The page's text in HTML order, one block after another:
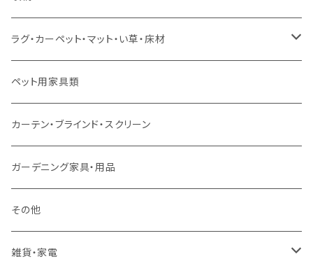
スツール・オットマン
ソファ付属品
クッション・座椅子
セミダブルサイズ（マットレス付）
ダブルサイズ（マットレス付）
ダブルサイズ以上（マットレス付）
ロフトベッド
二段ベッド
マットレス
リフティングテーブル
サイドテーブル・コーヒーテーブル
デスク
キッズチェア
オフィスチェア・ゲーミングチェア
ダイニングベンチ・スツール
こたつ布団
コタツ・布団セット
本棚・シェルフ
食器棚・収納庫
レンジ台・カウンター
ラック
TVボード
キャビネット・飾り棚
ラグ・カーペット・マット・い草・床材
マット・フロアタイル
ラグ
カーペット
ペット用家具類
カーテン・ブラインド・スクリーン
ガーデニング家具・用品
その他
雑貨・家電